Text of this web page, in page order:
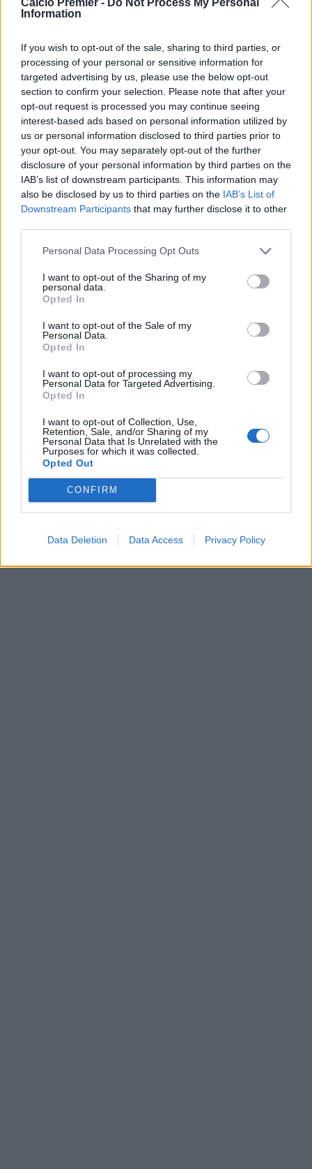
Information
If you wish to opt-out of the sale, sharing to third parties, or
processing of your personal or sensitive information for
targeted advertising by us, please use the below opt-out
section to confirm your selection. Please note that after your
opt-out request is processed you may continue seeing
interest-based ads based on personal information utilized by
us or personal information disclosed to third parties prior to
your opt-out. You may separately opt-out of the further
disclosure of your personal information by third parties on the
IAB’s list of downstream participants. This information may
also be disclosed by us to third parties on the IAB’s List of
Downstream Participants that may further disclose it to other
Personal Data Processing Opt Outs
I want to opt-out of the Sharing of my
personal data.
Opted In
I want to opt-out of the Sale of my
Personal Data.
Opted In
I want to opt-out of processing my
Personal Data for Targeted Advertising.
Opted In
I want to opt-out of Collection, Use,
Retention, Sale, and/or Sharing of my
Personal Data that Is Unrelated with the
Purposes for which it was collected.
Opted Out
CONFIRM
Data Deletion Data Access Privacy Policy
FA Cup: 8
League Cup:5
Champions League:2
Supercoppa Europea:2
Coppa del Mondo per Club:1
Chelsea, ecco il nuovo terzino: vicino Pep Chavarría dal
Rayo Vallecano
City scatenato sulle corsie: contatto per Pedro Neto,
Savinho spinge per l'addio
Mudryk, stop alla squalifica. Ma quale sarà il suo futuro al
Chelsea?
Chelsea, rosa infinita da 40 giocatori: il problema di Xabi
Alonso
Il Chelsea prende Henderson e Welbeck. Perchè i Blues
Per informazioni contatta:redazione@calciopremier.it
Copyright © 2001-2013 Fab Four 2013 Srl. Tutti i diritti riservati
Editore: Fab Four 2013 Srl. - Partita IVA: 06342490486 Direttore
LAYOUT G. Ligas